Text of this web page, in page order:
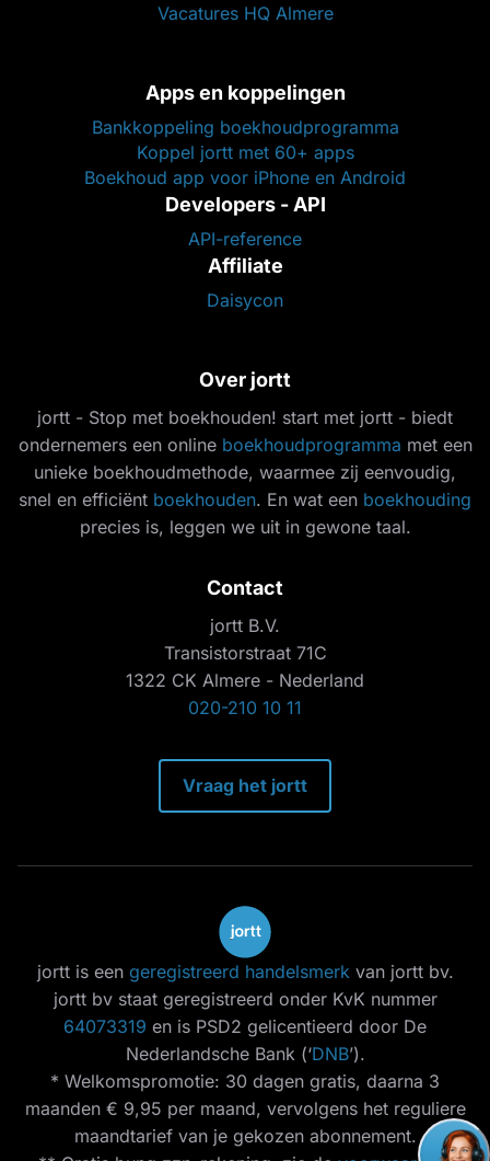
Vacatures HQ Almere
Apps en koppelingen
Bankkoppeling boekhoudprogramma
Koppel jortt met 60+ apps
Boekhoud app voor iPhone en Android
Developers - API
API-reference
Affiliate
Daisycon
Over jortt
jortt - Stop met boekhouden! start met jortt - biedt
ondernemers een online boekhoudprogramma met een
unieke boekhoudmethode, waarmee zij eenvoudig,
snel en efficiënt boekhouden. En wat een boekhouding
precies is, leggen we uit in gewone taal.
Contact
jortt B.V.
Transistorstraat 71C
1322 CK Almere - Nederland
020-210 10 11
Vraag het jortt
jortt is een geregistreerd handelsmerk van jortt bv.
jortt bv staat geregistreerd onder KvK nummer
64073319 en is PSD2 gelicentieerd door De
Nederlandsche Bank (‘DNB’).
* Welkomspromotie: 30 dagen gratis, daarna 3
maanden € 9,95 per maand, vervolgens het reguliere
maandtarief van je gekozen abonnement.